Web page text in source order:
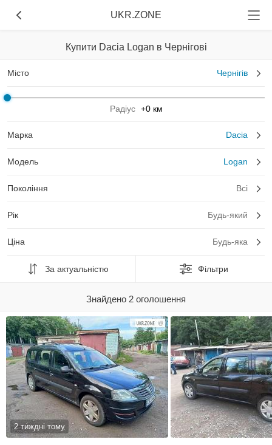
UKR.ZONE
Купити Dacia Logan в Чернігові
Місто Чернігів
Радіус +0 км
Марка Dacia
Модель Logan
Покоління Всі
Рік Будь-який
Ціна Будь-яка
За актуальністю Фільтри
Знайдено 2 оголошення
2 тиждні тому